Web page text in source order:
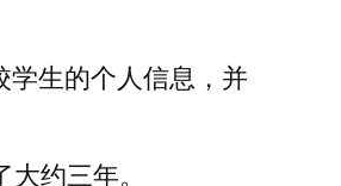
生的个人信息，并
约三年。